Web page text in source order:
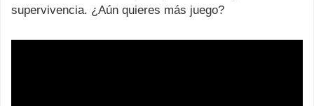
supervivencia. ¿Aún quieres más juego?